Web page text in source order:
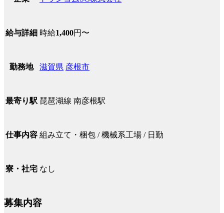
給与詳細 時給1,400円〜
勤務地 滋賀県 彦根市
最寄り駅 琵琶湖線 南彦根駅
仕事内容 組み立て・梱包 / 機械系工場 / 日勤
寮・社宅 なし
募集内容